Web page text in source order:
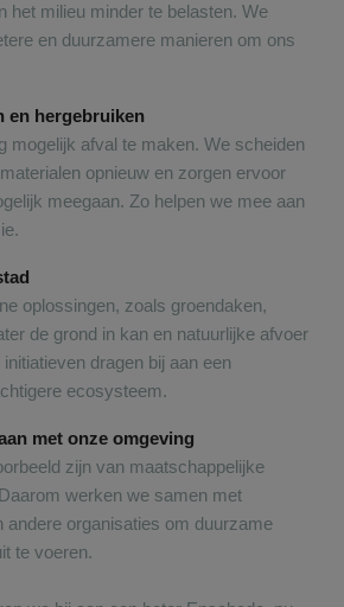
het milieu minder te belasten. We
en duurzamere manieren om ons
en hergebruiken
mogelijk afval te maken. We scheiden
opnieuw en zorgen ervoor
meegaan. Zo helpen we mee aan
oplossingen, zoals groendaken,
de grond in kan en natuurlijke afvoer
dragen bij aan een
ecosysteem.
met onze omgeving
zijn van maatschappelijke
werken we samen met
andere organisaties om duurzame
te voeren.